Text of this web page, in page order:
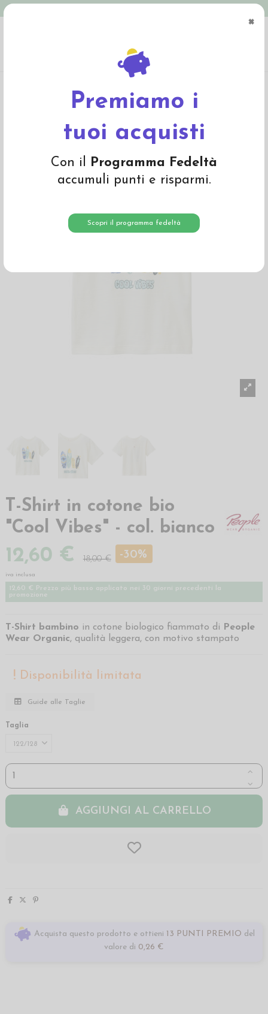
×
Premiamo i
tuoi acquisti
Con il Programma Fedeltà
accumuli punti e risparmi.
Scopri il programma fedeltà
"Cool Vibes" - col. bianco
T-Shirt in cotone bio
"Cool Vibes" - col. bianco
12,60 € 18,00 € -30%
iva inclusa
12,60 € Prezzo più basso applicato nei 30 giorni precedenti la
promozione
T-Shirt bambino in cotone biologico fiammato di People
Wear Organic, qualità leggera, con motivo stampato
Disponibilità limitata
Guide alle Taglie
Taglia
AGGIUNGI AL CARRELLO
Acquista questo prodotto e ottieni 13 PUNTI PREMIO del
valore di 0,26 €